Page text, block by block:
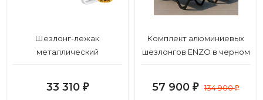
Шезлонг-лежак
металлический
33 310 ₽
Комплект алюминиевых
шезлонгов ENZO в черном
57 900 ₽ 134 900₽